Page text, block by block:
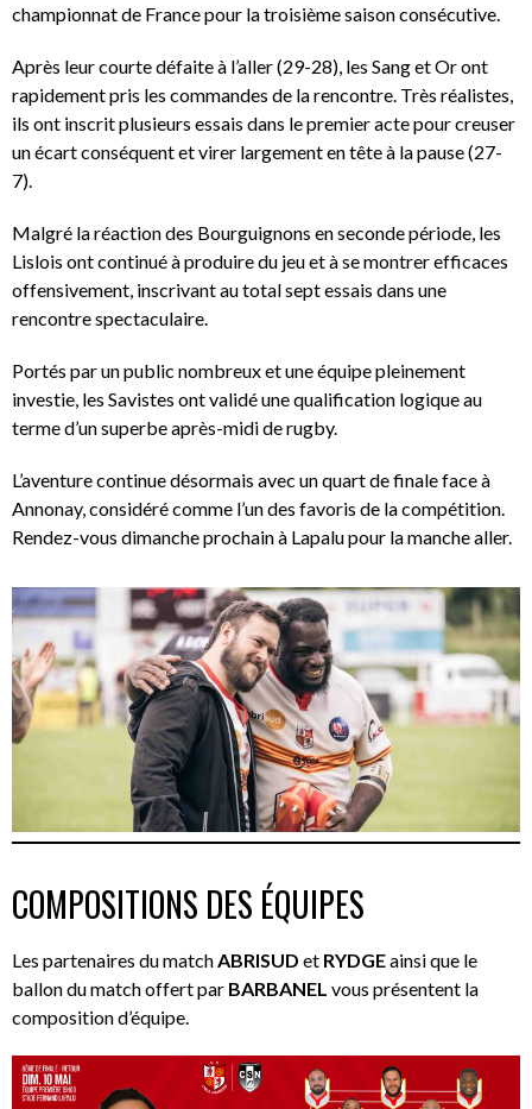
championnat de France pour la troisième saison consécutive.
Après leur courte défaite à l’aller (29-28), les Sang et Or ont
rapidement pris les commandes de la rencontre. Très réalistes,
ils ont inscrit plusieurs essais dans le premier acte pour creuser
un écart conséquent et virer largement en tête à la pause (27-
7).
Malgré la réaction des Bourguignons en seconde période, les
Lislois ont continué à produire du jeu et à se montrer efficaces
offensivement, inscrivant au total sept essais dans une
rencontre spectaculaire.
Portés par un public nombreux et une équipe pleinement
investie, les Savistes ont validé une qualification logique au
terme d’un superbe après-midi de rugby.
L’aventure continue désormais avec un quart de finale face à
Annonay, considéré comme l’un des favoris de la compétition.
Rendez-vous dimanche prochain à Lapalu pour la manche aller.
COMPOSITIONS DES ÉQUIPES
Les partenaires du matchABRISUD et RYDGEainsi que le
ballon du match offert par BARBANEL vous présentent la
composition d’équipe.